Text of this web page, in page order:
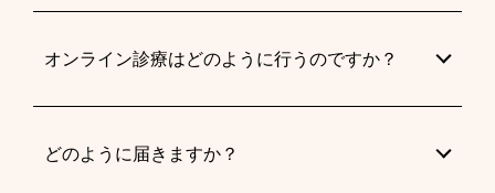
オンライン診療はどのように行うのですか？
どのように届きますか？